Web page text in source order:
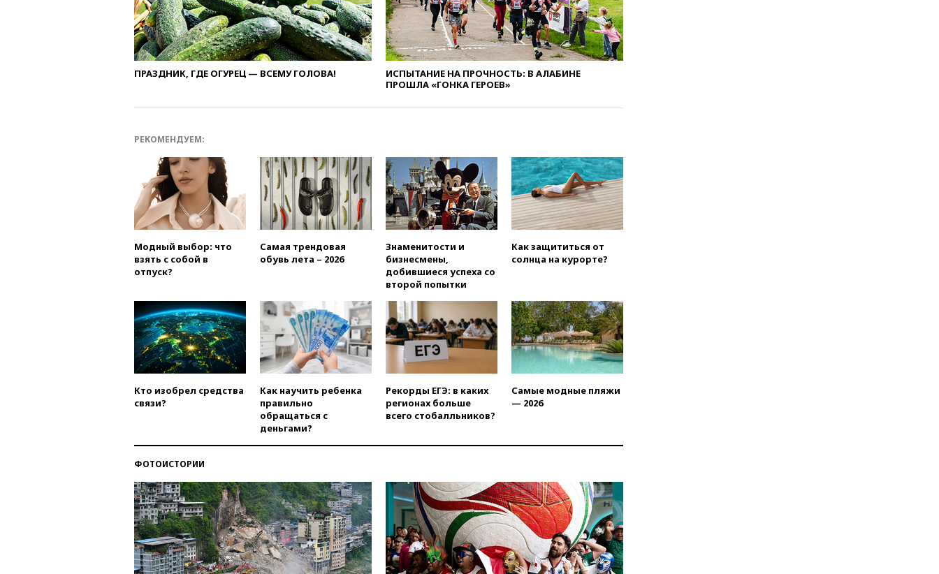
вчера, 20:27 Ямпольская
призвала оптимизировать
олимпиады для поступления в
вузы
вчера, 20:15Минтранс
предложил оплачивать
средств на ремонт
официальным визитом
вчера, 19:58В Госдуму будет
внесен законопроект об
отмене ЕГЭ
вчера, 19:50Аэропорты Сочи и
вчера, 19:35
республиканцев поддержать
Вэнса на выборах 2028 года
вчера, 19:20Число ломбардов
в РФ превысило максимум
2022 года
аэропорт Геленджика
возобновили работу
Финляндии приходит в упадок
без российских туристов
вчера, 18:35В Жуковском и
аэропорту Геленджика
введены ограничения
вчера, 18:21Зюганов
ПРАЗДНИК, ГДЕ ОГУРЕЦ — ВСЕМУ ГОЛОВА!
ИСПЫТАНИЕ НА ПРОЧНОСТЬ: В АЛАБИНЕ
ПРОШЛА «ГОНКА ГЕРОЕВ»
РЕКОМЕНДУЕМ:
Модный выбор: что
взять с собой в
отпуск?
Самая трендовая
обувь лета – 2026
Знаменитости и
бизнесмены,
добившиеся успеха со
второй попытки
Как защититься от
солнца на курорте?
Кто изобрел средства
связи?
Как научить ребенка
правильно
обращаться с
деньгами?
Рекорды ЕГЭ: в каких
регионах больше
всего стобалльников?
Самые модные пляжи
— 2026
ФОТОИСТОРИИ